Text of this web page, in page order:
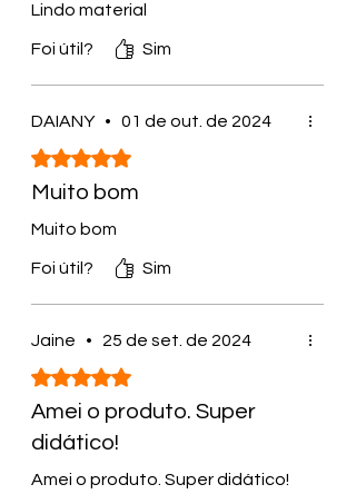
Lindo material
Foi útil? Sim
DAIANY • 01 de out. de 2024
Rated 5 out of 5 stars.
Muito bom
Muito bom
Foi útil? Sim
Jaine • 25 de set. de 2024
Rated 5 out of 5 stars.
Amei o produto. Super
didático!
Amei o produto. Super didático!